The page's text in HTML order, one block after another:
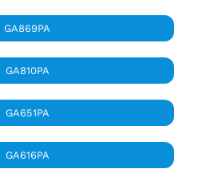
GA869PA
GA810PA
GA651PA
GA616PA